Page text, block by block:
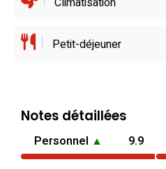
Petit-déjeuner
Notes détaillées
Personnel ▲ 9.9